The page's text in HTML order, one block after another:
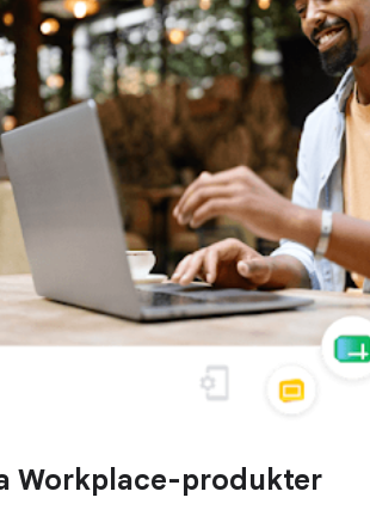
Workplace-produkter